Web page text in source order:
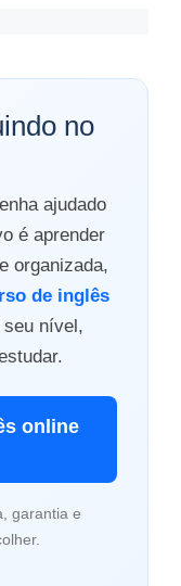
no
ajudado
é aprender
organizada,
de inglês
seu nível,
online
garantia e